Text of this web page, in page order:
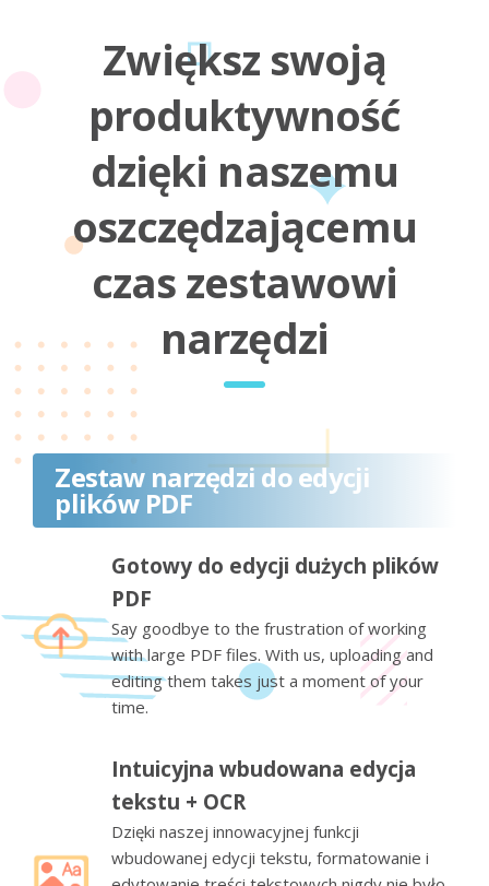
Zwiększ swoją
produktywność
dzięki naszemu
oszczędzającemu
czas zestawowi
narzędzi
Zestaw narzędzi do edycji
plików PDF
Gotowy do edycji dużych plików
PDF
Say goodbye to the frustration of working
with large PDF files. With us, uploading and
editing them takes just a moment of your
time.
Intuicyjna wbudowana edycja
tekstu + OCR
Dzięki naszej innowacyjnej funkcji
wbudowanej edycji tekstu, formatowanie i